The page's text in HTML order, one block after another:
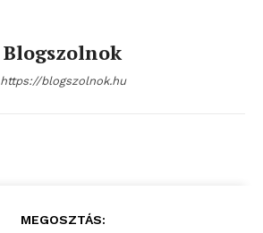
Blogszolnok
https://blogszolnok.hu
MEGOSZTÁS: